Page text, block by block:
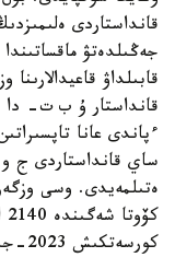
قانداستاردى
جەڭىلدەتۋ
قابىلداۋ
ءپاندى عانا
ساي قانداستاردى ج و
كورسەتكىش 2023-جىلمەن سالىستىرعاندا 2,5 ەسە جوعارى.